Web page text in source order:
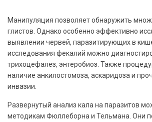
Манипуляция позволяет обнаружить
глистов. Однако особенно эффективно
выявлении червей, паразитирующих в
исследования фекалий можно
трихоцефалез, энтеробиоз. Также
наличие анкилостомоза, аскаридоза и
инвазии.
Развернутый анализ кала на паразитов
методикам Фюллеборна и Тельмана. Они